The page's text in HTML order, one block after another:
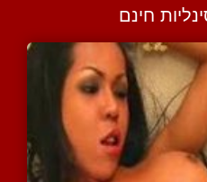
חינם